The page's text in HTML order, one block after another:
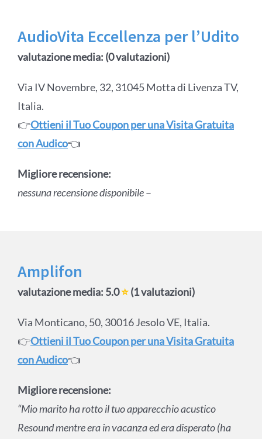
AudioVita Eccellenza per l’Udito
valutazione media: (0 valutazioni)
Via IV Novembre, 32, 31045 Motta di Livenza TV,
Italia.
👉Ottieni il Tuo Coupon per una Visita Gratuita
con Audico👈
Migliore recensione:
nessuna recensione disponibile–
Amplifon
valutazione media: 5.0⭐(1 valutazioni)
Via Monticano, 50, 30016 Jesolo VE, Italia.
👉Ottieni il Tuo Coupon per una Visita Gratuita
con Audico👈
Migliore recensione:
“Mio marito ha rotto il tuo apparecchio acustico
Resound mentre era in vacanza ed era disperato (ha